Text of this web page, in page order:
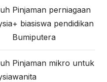
Pinjaman perniagaan
+ biasiswa pendidikan
Bumiputera
Pinjaman mikro untuk
wanita